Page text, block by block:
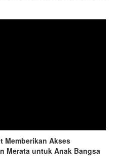
Memberikan Akses
Merata untuk Anak Bangsa